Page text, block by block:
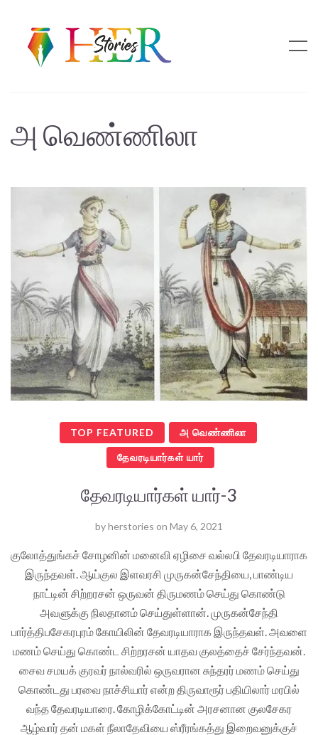
அ வெண்ணிலா
TOP FEATURED அ வெண்ணிலா
தேவரடியார்கள் யார்
தேவரடியார்கள் யார்-3
byherstories on May 6, 2021
குலோத்துங்கச் சோழனின் மனைவி ஏழிசை வல்லபி தேவரடியாராக
இருந்தவள். ஆய்குல இளவரசி முருகன்சேந்தியை, பாண்டிய
நாட்டின் சிற்றரசன் ஒருவன் திருமணம் செய்து கொண்டு
அவளுக்கு நிலதானம் செய்துள்ளான். முருகன்சேந்தி
பார்த்திபசேகரபுரம் கோயிலின் தேவரடியாராக இருந்தவள். அவளை
மணம் செய்து கொண்ட சிற்றரசன் யாதவ குலத்தைச் சேர்ந்தவன்.
சைவ சமயக் குரவர் நால்வரில் ஒருவரான சுந்தரர் மணம் செய்து
கொண்டது பரவை நாச்சியார் என்ற திருவாரூர் பதியிலார் மரபில்
வந்த தேவரடியாரை. கோழிக்கோட்டின் அரசனான குலசேகர
ஆழ்வார் தன் மகள் நீலாதேவியை ஸ்ரீரங்கத்து இறைவனுக்குச்